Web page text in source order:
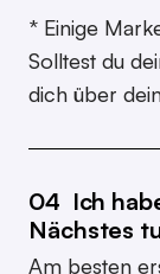
* Einige
Solltest du
dich über
04 Ich
Nächstes
Am besten